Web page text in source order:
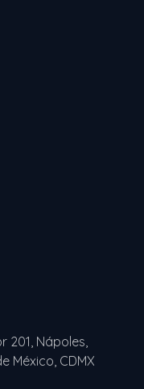
201, Nápoles,
México, CDMX